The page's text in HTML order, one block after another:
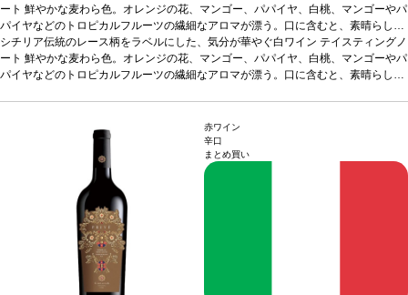
ート 鮮やかな麦わら色。オレンジの花、マンゴー、パパイヤ、白桃、マンゴーやパ
パイヤなどのトロピカルフルーツの繊細なアロマが漂う。口に含むと、素晴らしく
調和が取れており、爽やかな酸味と心地良い余韻が残る。合う料理スープ、シー
フード、魚のグリルやフライ、ラビオリやリゾット、寿司やカルパッチョなどと好
相性葡萄品種グリッロ 100%認証EQUALITAS認証*本ヴィンテージが在庫切れの
シチリア伝統のレース柄をラベルにした、気分が華やぐ白ワイン テイスティングノ
ート 鮮やかな麦わら色。オレンジの花、マンゴー、パパイヤ、白桃、マンゴーやパ
パイヤなどのトロピカルフルーツの繊細なアロマが漂う。口に含むと、素晴らしく
EQUALITAS認証
場合、在庫があり価格が同様の場合は自動的に次のヴィンテージに変更されます、
赤ワイン
辛口
まとめ買い